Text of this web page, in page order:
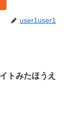
user1user1
トみたほうえ